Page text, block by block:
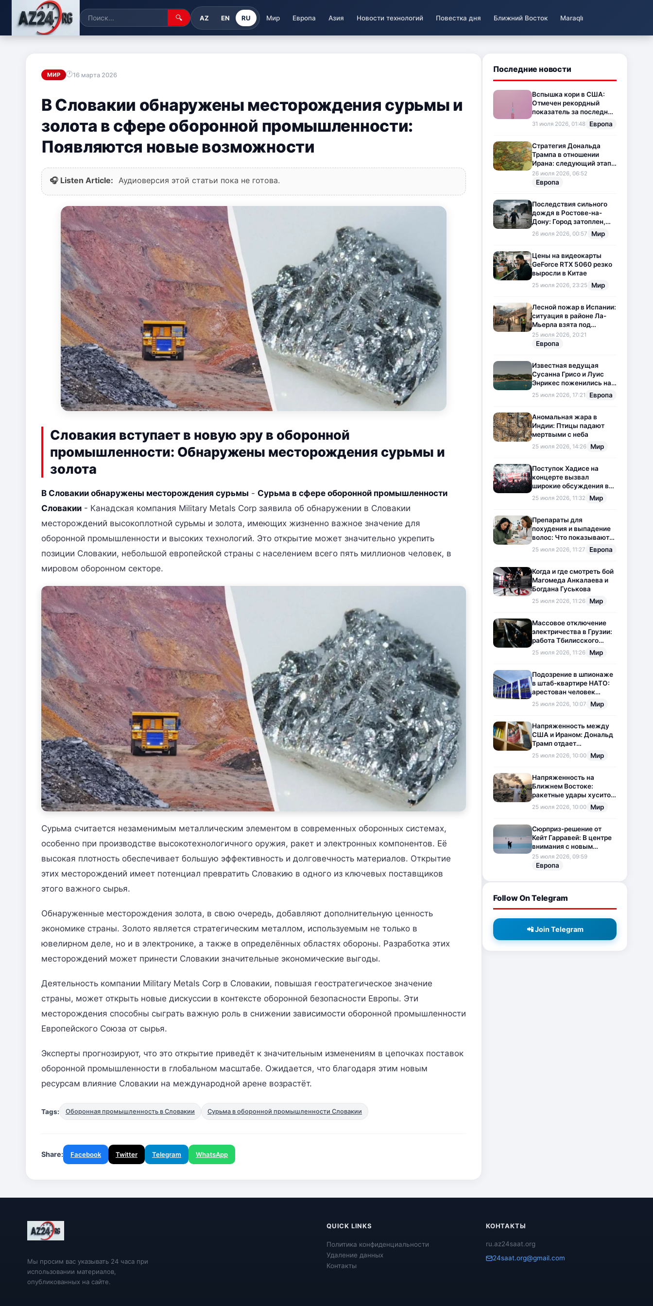
🔍 AZ EN RU Мир Европа Азия Новости технологий Повестка дня Ближний Восток Maraqlı
МИР 16 марта 2026
В Словакии обнаружены месторождения сурьмы и
золота в сфере оборонной промышленности:
Появляются новые возможности
🎧 Listen Article: Аудиоверсия этой статьи пока не готова.
Словакия вступает в новую эру в оборонной
промышленности: Обнаружены месторождения сурьмы и
золота
В Словакии обнаружены месторождения сурьмы - Сурьма в сфере оборонной промышленности
Словакии - Канадская компания Military Metals Corp заявила об обнаружении в Словакии
месторождений высокоплотной сурьмы и золота, имеющих жизненно важное значение для
оборонной промышленности и высоких технологий. Это открытие может значительно укрепить
позиции Словакии, небольшой европейской страны с населением всего пять миллионов человек, в
мировом оборонном секторе.
Сурьма считается незаменимым металлическим элементом в современных оборонных системах,
особенно при производстве высокотехнологичного оружия, ракет и электронных компонентов. Её
высокая плотность обеспечивает большую эффективность и долговечность материалов. Открытие
этих месторождений имеет потенциал превратить Словакию в одного из ключевых поставщиков
этого важного сырья.
Обнаруженные месторождения золота, в свою очередь, добавляют дополнительную ценность
экономике страны. Золото является стратегическим металлом, используемым не только в
ювелирном деле, но и в электронике, а также в определённых областях обороны. Разработка этих
месторождений может принести Словакии значительные экономические выгоды.
Деятельность компании Military Metals Corp в Словакии, повышая геостратегическое значение
страны, может открыть новые дискуссии в контексте оборонной безопасности Европы. Эти
месторождения способны сыграть важную роль в снижении зависимости оборонной промышленности
Европейского Союза от сырья.
Эксперты прогнозируют, что это открытие приведёт к значительным изменениям в цепочках поставок
оборонной промышленности в глобальном масштабе. Ожидается, что благодаря этим новым
ресурсам влияние Словакии на международной арене возрастёт.
Tags: Оборонная промышленность в Словакии Сурьма в оборонной промышленности Словакии
Share: Facebook Twitter Telegram WhatsApp
Последние новости
Вспышка кори в США:
Отмечен рекордный
показатель за последние
35 лет
31 июля 2026, 01:48 Европа
Стратегия Дональда
Трампа в отношении
Ирана: следующий этап
напряженности на
Ближнем Востоке
26 июля 2026, 06:52
Европа
Последствия сильного
дождя в Ростове-на-
Дону: Город затоплен,
свет отключен
26 июля 2026, 00:57 Мир
Цены на видеокарты
GeForce RTX 5060 резко
выросли в Китае
25 июля 2026, 23:25 Мир
Лесной пожар в Испании:
ситуация в районе Ла-
Мьерла взята под
контроль
25 июля 2026, 20:21
Европа
Известная ведущая
Сусанна Грисо и Луис
Энрикес поженились на
Коста-Браве
25 июля 2026, 17:21 Европа
Аномальная жара в
Индии: Птицы падают
мертвыми с неба
25 июля 2026, 14:26 Мир
Поступок Хадисе на
концерте вызвал
широкие обсуждения в
социальных сетях
25 июля 2026, 11:32 Мир
Препараты для
похудения и выпадение
волос: Что показывают
новые исследования?
25 июля 2026, 11:27 Европа
Когда и где смотреть бой
Магомеда Анкалаева и
Богдана Гуськова
25 июля 2026, 11:26 Мир
Массовое отключение
электричества в Грузии:
работа Тбилисского
метрополитена
приостановлена
25 июля 2026, 11:26 Мир
Подозрение в шпионаже
в штаб-квартире НАТО:
арестован человек
китайского
происхождения
25 июля 2026, 10:07 Мир
Напряженность между
США и Ираном: Дональд
Трамп отдает
предпочтение
дипломатии
25 июля 2026, 10:00 Мир
Напряженность на
Ближнем Востоке:
ракетные удары хуситов
по Саудовской Аравии
загоняют ситуацию в
25 июля 2026, 10:00 Мир
Сюрприз-решение от
Кейт Гарравей: В центре
внимания с новым
любовным
приключением
25 июля 2026, 09:59
Европа
Follow On Telegram
📲 Join Telegram
Мы просим вас указывать 24 часа при
использовании материалов,
опубликованных на сайте.
QUICK LINKS
Политика конфиденциальности
Удаление данных
Контакты
КОНТАКТЫ
ru.az24saat.org
24saat.org@gmail.com